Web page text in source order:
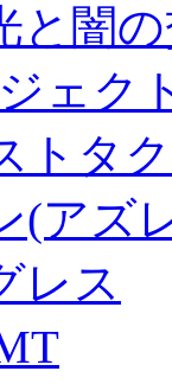
と闇
ェク
トタ
(アズ
レス